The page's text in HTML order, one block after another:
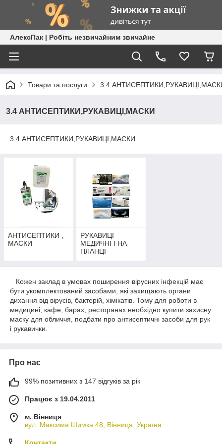
АлексПак | Робіть незвичайним звичайне
Товари та послуги 3.4
3.4 АНТИСЕПТИКИ,РУКАВИЦІ,МАСКИ
3.4 АНТИСЕПТИКИ,РУКАВИЦІ,МАСКИ
АНТИСЕПТИКИ ,
МАСКИ
РУКАВИЦІ
МЕДИЧНІ І НА
ПЛАНЦІ
Кожен заклад в умовах поширення вірусних інфекцій має
бути укомплектований засобами, які захищають органи
дихання від вірусів, бактерій, хімікатів. Тому для роботи в
медицині, кафе, барах, ресторанах необхідно купити захисну
маску для обличчя, подбати про антисептичні засоби для рук
і рукавички.
Про нас
99% позитивних з 147 відгуків за рік
Працює з 19.04.2011
м. Вінниця
вул. Максима Шимка 48, Вінниця, Україна